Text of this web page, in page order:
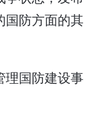
国防方面的其
国防建设事